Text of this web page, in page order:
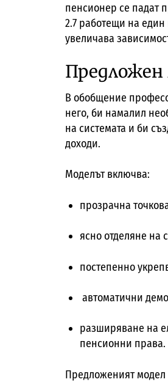
пенсионер се падат
2.7 работещи на
увеличава
Предложен
В обобщение
него, би намалил
на системата и би
доходи.
Моделът включва:
прозрачна
ясно отделяне на
постепенно
автоматични
разширяване на
пенсионни права.
Предложеният модел